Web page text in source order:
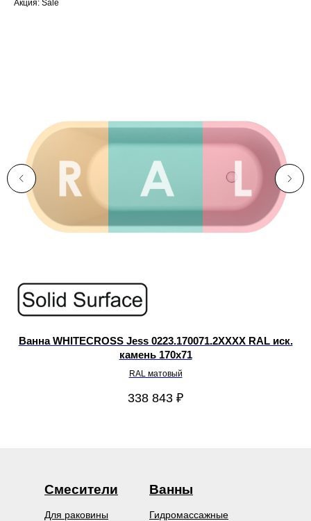
Акция: Sale
Ванна WHITECROSS Jess 0223.170071.2XXXX RAL иск.
камень 170х71
RAL матовый
338 843 ₽
Смесители
Для раковины
Ванны
Гидромассажные